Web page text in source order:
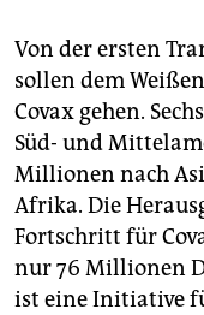
Von der ersten
sollen dem
Covax gehen.
Süd- und
Millionen nach
Afrika. Die
Fortschritt für
nur 76 Millionen
ist eine Initiative